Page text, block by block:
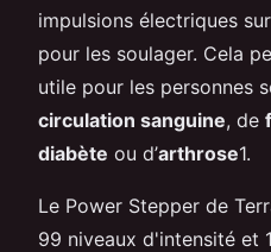
impulsions électriques
pour les soulager. Cela
utile pour les personnes
circulation sanguine, de
diabète ou d’arthrose1.
Le Power Stepper de
99 niveaux d'intensité et